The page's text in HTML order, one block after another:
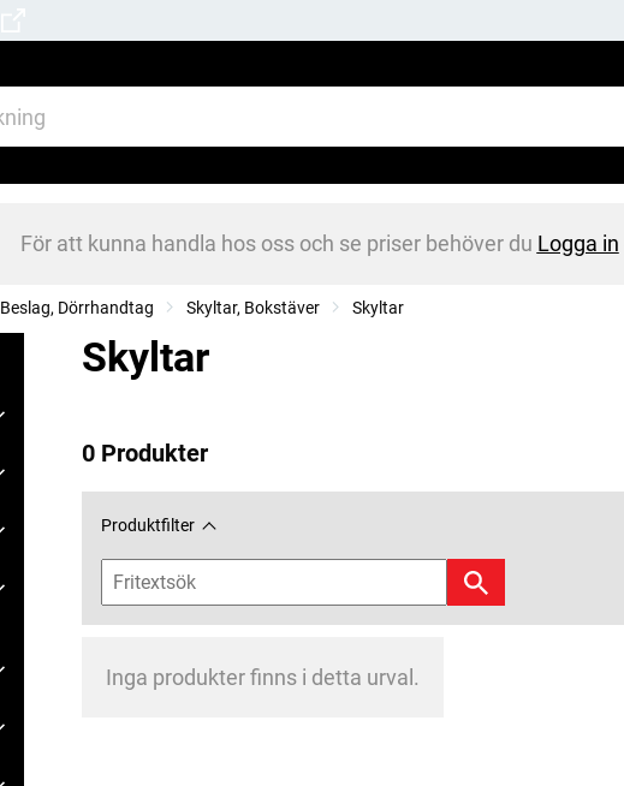
För att kunna handla hos oss och se priser behöver du Logga in
Beslag, Dörrhandtag Skyltar, Bokstäver Skyltar
Skyltar
0 Produkter
Produktfilter
Inga produkter finns i detta urval.